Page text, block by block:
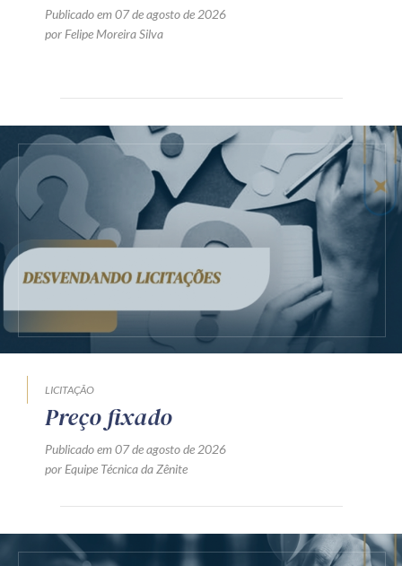
Publicado em 07 de agosto de 2026
por Felipe Moreira Silva
LICITAÇÃO
Preço fixado
Publicado em 07 de agosto de 2026
por Equipe Técnica da Zênite